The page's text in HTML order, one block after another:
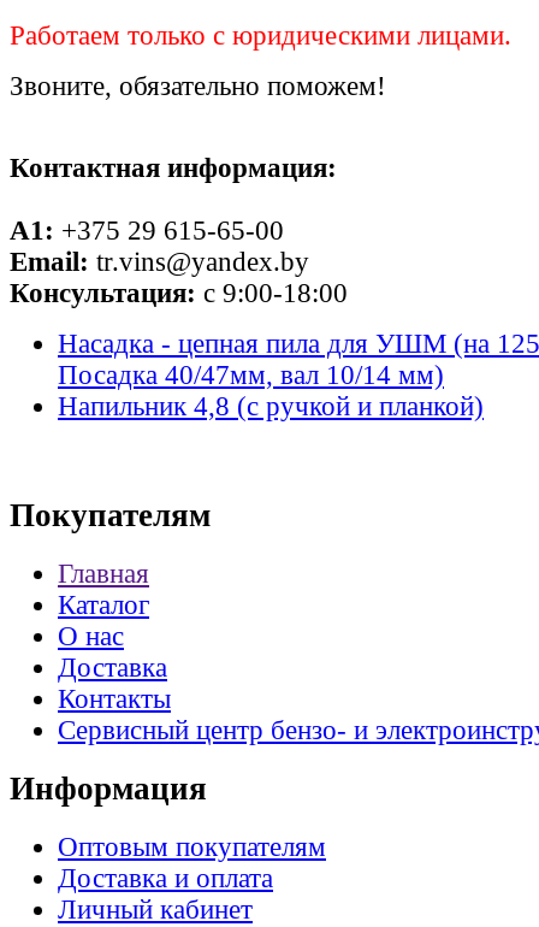
Работаем только с юридическими лицами.
Звоните, обязательно поможем!
Контактная информация:
A1: +375 29 615-65-00
Email: tr.vins@yandex.by
Консультация: с 9:00-18:00
Насадка - цепная пила для УШМ (на 125
Посадка 40/47мм, вал 10/14 мм)
Напильник 4,8 (с ручкой и планкой)
Покупателям
Главная
Каталог
О нас
Доставка
Контакты
Сервисный центр бензо- и
Информация
Оптовым покупателям
Доставка и оплата
Личный кабинет